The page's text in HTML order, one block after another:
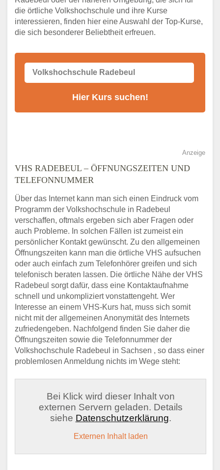
Online-Kurse – Alternative Angebote zum
VHS-Kurs
Alternativen zum VHS Programm 2026 in
die örtliche Volkshochschule und ihre Kurse
interessieren, finden hier eine Auswahl der Top-Kurse,
die sich besonderer Beliebtheit erfreuen.
Anzeige
VHS RADEBEUL – ÖFFNUNGSZEITEN UND
TELEFONNUMMER
Über das Internet kann man sich einen Eindruck vom
Programm der Volkshochschule in Radebeul
verschaffen, oftmals ergeben sich aber Fragen oder
auch Probleme. In solchen Fällen ist zumeist ein
persönlicher Kontakt gewünscht. Zu den allgemeinen
Öffnungszeiten kann man die örtliche VHS aufsuchen
oder auch einfach zum Telefonhörer greifen und sich
telefonisch beraten lassen. Die örtliche Nähe der VHS
Radebeul sorgt dafür, dass eine Kontaktaufnahme
schnell und unkompliziert vonstattengeht. Wer
Interesse an einem VHS-Kurs hat, muss sich somit
nicht mit der allgemeinen Anonymität des Internets
zufriedengeben. Nachfolgend finden Sie daher die
Öffnungszeiten sowie die Telefonnummer der
Volkshochschule Radebeul in Sachsen , so dass einer
problemlosen Anmeldung nichts im Wege steht:
Bei Klick wird dieser Inhalt von
externen Servern geladen. Details
siehe Datenschutzerklärung.
Externen Inhalt laden